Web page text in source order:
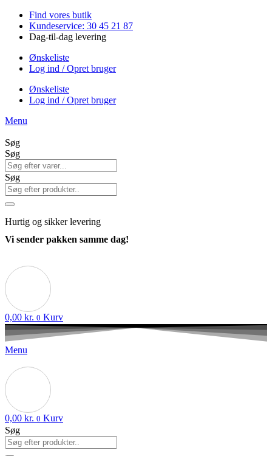
Videre
indhold
Find vores butik
Kundeservice: 30 45 21 87
Dag-til-dag levering
Ønskeliste
Log ind / Opret bruger
Ønskeliste
Log ind / Opret bruger
Menu
Søg
Søg
Søg
Hurtig og sikker levering
Vi sender pakken samme dag!
0,00 kr. 0 Kurv
Menu
0,00 kr. 0 Kurv
Søg